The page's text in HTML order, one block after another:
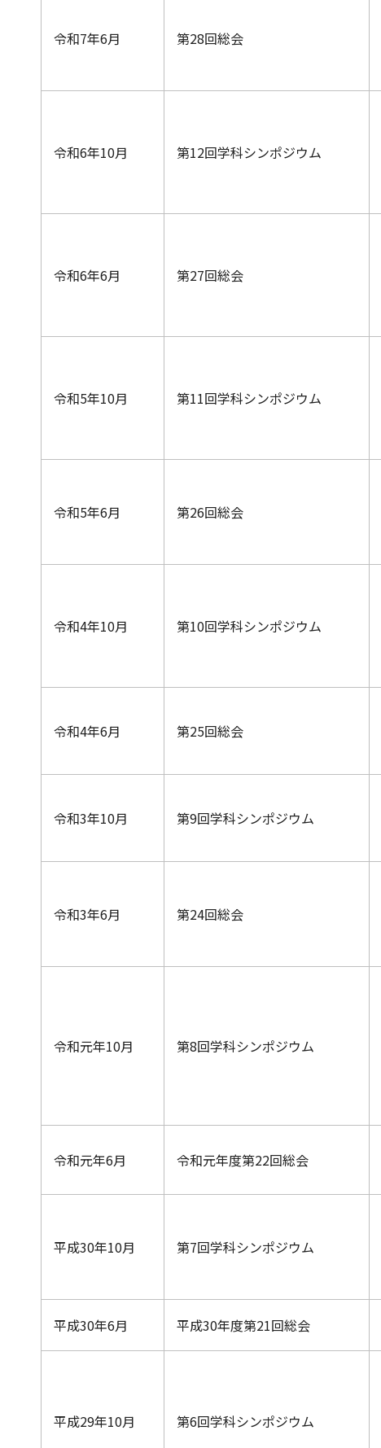
令和7年6月 第28回総会
令和6年10月 第12回学科シンポジウム
令和6年6月 第27回総会
令和5年10月 第11回学科シンポジウム
令和5年6月 第26回総会
令和4年10月 第10回学科シンポジウム
令和4年6月 第25回総会
令和3年10月 第9回学科シンポジウム
令和3年6月 第24回総会
令和元年10月 第8回学科シンポジウム
令和元年6月 令和元年度第22回総会
平成30年10月 第7回学科シンポジウム
平成30年6月 平成30年度第21回総会
平成29年10月 第6回学科シンポジウム